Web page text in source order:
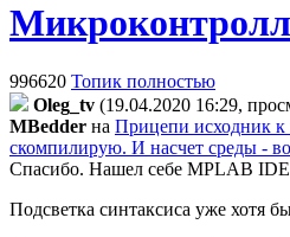
996620 Топик полностью
Oleg_tv (19.04.2020 16:29,
MBedder на Прицепи исходник к
скомпилирую. И насчет среды -
Спасибо. Нашел себе MPLAB
Подсветка синтаксиса уже хотя